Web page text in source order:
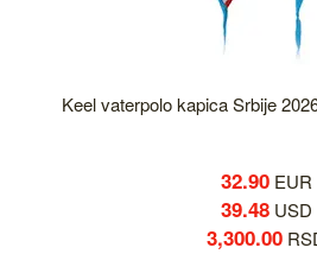
Keel vaterpolo kapica Srbije
32.90EUR
39.48USD
3,300.00